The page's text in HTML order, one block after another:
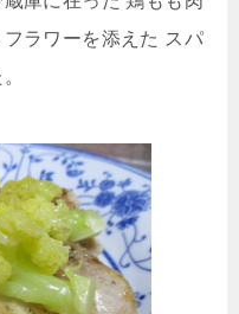
ラワーを添えた スパ